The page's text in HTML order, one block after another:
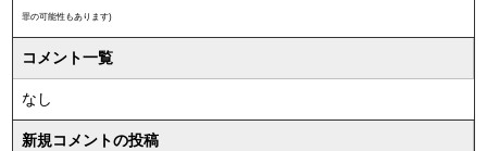
罪の可能性もあります)
コメント一覧
なし
新規コメントの投稿